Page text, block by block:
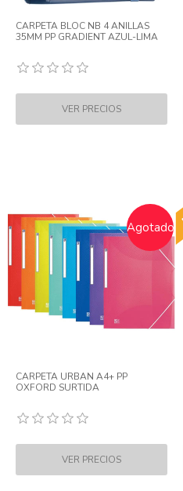
CARPETA BLOC NB 4 ANILLAS
35MM PP GRADIENT AZUL-LIMA
Agotado
CARPETA URBAN A4+ PP
OXFORD SURTIDA